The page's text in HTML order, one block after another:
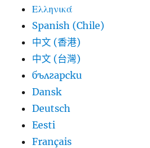
Ελληνικά
Spanish (Chile)
中文 (香港)
中文 (台灣)
български
Dansk
Deutsch
Eesti
Français